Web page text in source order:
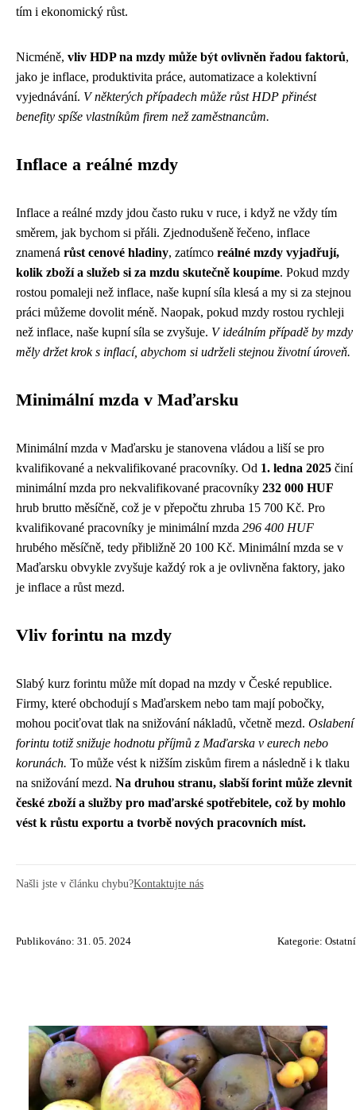
tím i ekonomický růst.
Nicméně, vliv HDP na mzdy může být ovlivněn řadou faktorů,
jako je inflace, produktivita práce, automatizace a kolektivní
vyjednávání. V některých případech může růst HDP přinést
benefity spíše vlastníkům firem než zaměstnancům.
Inflace a reálné mzdy
Inflace a reálné mzdy jdou často ruku v ruce, i když ne vždy tím
směrem, jak bychom si přáli. Zjednodušeně řečeno, inflace
znamená růst cenové hladiny, zatímco reálné mzdy vyjadřují,
kolik zboží a služeb si za mzdu skutečně koupíme. Pokud mzdy
rostou pomaleji než inflace, naše kupní síla klesá a my si za stejnou
práci můžeme dovolit méně. Naopak, pokud mzdy rostou rychleji
než inflace, naše kupní síla se zvyšuje. V ideálním případě by mzdy
měly držet krok s inflací, abychom si udrželi stejnou životní úroveň.
Minimální mzda v Maďarsku
Minimální mzda v Maďarsku je stanovena vládou a liší se pro
kvalifikované a nekvalifikované pracovníky. Od 1. ledna 2025 činí
minimální mzda pro nekvalifikované pracovníky 232 000 HUF
hrub brutto měsíčně, což je v přepočtu zhruba 15 700 Kč. Pro
kvalifikované pracovníky je minimální mzda 296 400 HUF
hrubého měsíčně, tedy přibližně 20 100 Kč. Minimální mzda se v
Maďarsku obvykle zvyšuje každý rok a je ovlivněna faktory, jako
je inflace a růst mezd.
Vliv forintu na mzdy
Slabý kurz forintu může mít dopad na mzdy v České republice.
Firmy, které obchodují s Maďarskem nebo tam mají pobočky,
mohou pociťovat tlak na snižování nákladů, včetně mezd. Oslabení
forintu totiž snižuje hodnotu příjmů z Maďarska v eurech nebo
korunách. To může vést k nižším ziskům firem a následně i k tlaku
na snižování mezd. Na druhou stranu, slabší forint může zlevnit
české zboží a služby pro maďarské spotřebitele, což by mohlo
vést k růstu exportu a tvorbě nových pracovních míst.
Našli jste v článku chybu?Kontaktujte nás
Publikováno: 31. 05. 2024 Kategorie: Ostatní